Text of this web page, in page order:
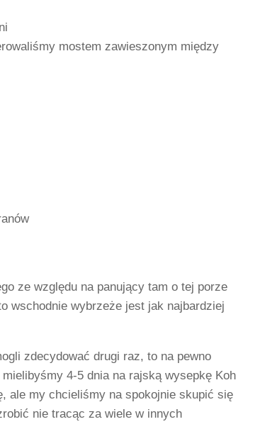
mostem zawieszonym między
ze względu na panujący tam o tej porze
wschodnie wybrzeże jest jak najbardziej
zdecydować drugi raz, to na pewno
4-5 dnia na rajską wysepkę Koh
ale my chcieliśmy na spokojnie skupić się
nie tracąc za wiele w innych